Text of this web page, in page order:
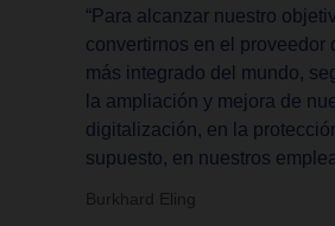
“Para alcanzar nuestro
convertirnos en el proveedor
más integrado del mundo,
la ampliación y mejora de
digitalización, en la
supuesto, en nuestros
Burkhard Eling